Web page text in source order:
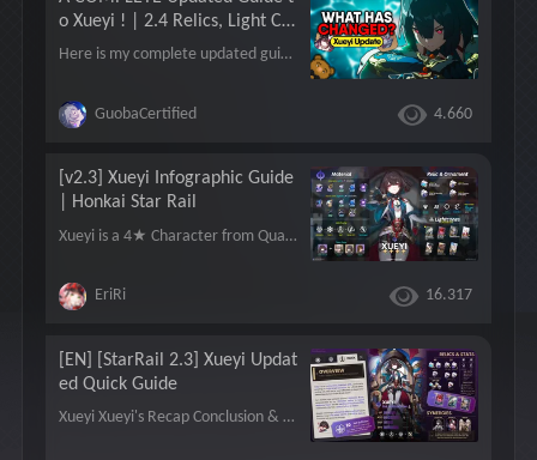
o Xueyi ! | 2.4 Relics, Light Co
nes, Teams
Here is my complete updated guide to Xueyi ! She is a very unique character with a massive self buff and various attack types. I wanted to update her today for version 2.4 since Apocalyptic Shadow, new teammates, and Super Break all came out after her release in Honkai: Star Rail. I go through her best builds including variations on her super or hyper carry builds, and light cones, as well as teams. She has Super Break now, new hypercarry teams with units like Robin and Sparkle, and maybe even some dual DPS teams. Like and sub if this helped, and have a guoba day!
GuobaCertified 4.660
[v2.3] Xueyi Infographic Guide
| Honkai Star Rail
Xueyi is a 4★ Character from Quantum Element who follows the path of Destruction. Xueyi is a DPS and sub-DPS character who strongly focuses on depleting Toughness. Her Ultimate can deplete enemy Toughness while ignoring Weakness Type,
EriRi 16.317
[EN] [StarRail 2.3] Xueyi Updat
ed Quick Guide
Xueyi Xueyi's Recap Conclusion & Credits ✧ Credits: PandaFlyh (wrote the guide), Elwenz (made the design), Honkai Star Rail Wiki (official images) ✧ ✧ Reposting is allowed with credits, however stealing or reproducing Elwenz' design is not authorized